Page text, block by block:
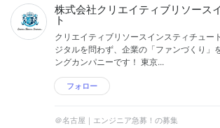
株式会社クリエイティブリソース
ト
クリエイティブリソースインスティチュー
ジタルを問わず、企業の「ファンづくり」
ングカンパニーです！ 東京...
フォロー
＠名古屋｜エンジニア急募！の募集